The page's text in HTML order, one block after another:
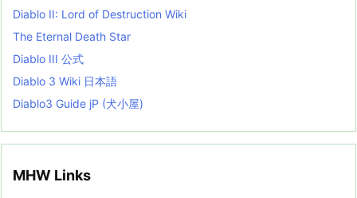
Diablo II: Lord of Destruction Wiki
The Eternal Death Star
Diablo III 公式
Diablo 3 Wiki 日本語
Diablo3 Guide jP (犬小屋)
MHW Links